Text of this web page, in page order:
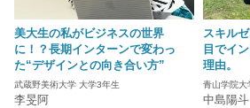
美大生の私がビジネスの世界
に！？長期インターンで変わっ
た“デザインとの向き合い方”
武蔵野美術大学 大学3年生
李旻阿
スキル
目でイ
理由。
青山学院大
中島陽斗